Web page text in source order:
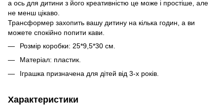
а ось для дитини з його креативністю це може і простіше, але
не менш цікаво.
Трансформер захопить вашу дитину на кілька годин, а ви
можете спокійно попити кави.
Розмір коробки: 25*9,5*30 см.
Матеріал: пластик.
Іграшка призначена для дітей від 3-х років.
Характеристики